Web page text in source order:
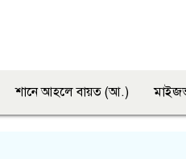
শানে আহলে বায়ত (আ.)